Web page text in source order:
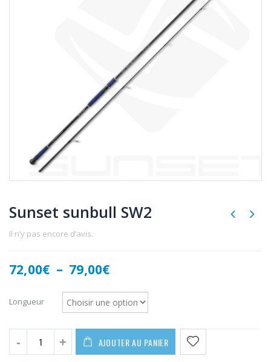
Sunset sunbull SW2
Il n’y pas encore d’avis.
72,00€ – 79,00€Plage
prix :
72,00€
79,00€
Longueur
AJOUTER AU PANIER